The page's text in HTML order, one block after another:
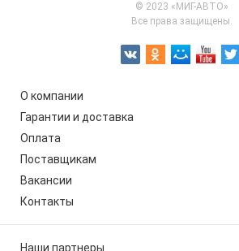
© 2023 «МИГ-АВТО»
Все права защищены.
О компании
Гарантии и доставка
Оплата
Поставщикам
Вакансии
Контакты
Наши партнеры